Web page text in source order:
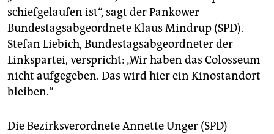
schiefgelaufen ist“, sagt der Pankower
Bundestagsabgeordnete Klaus Mindrup (SPD).
Stefan Liebich, Bundestagsabgeordneter der
Linkspartei, verspricht: „Wir haben das Colosseum
nicht aufgegeben. Das wird hier ein Kinostandort
bleiben.“
Die Bezirksverordnete Annette Unger (SPD)